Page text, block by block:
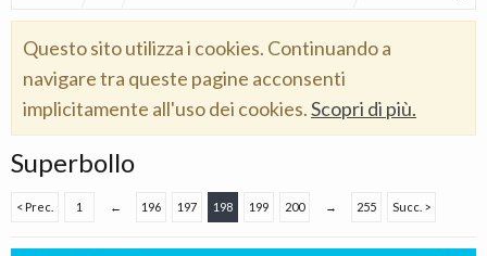
Questo sito utilizza i cookies. Continuando a
navigare tra queste pagine acconsenti
implicitamente all'uso dei cookies.Scopri di più.
Superbollo
< Prec. 1 ← 196 197 198 199 200 → 255 Succ. >